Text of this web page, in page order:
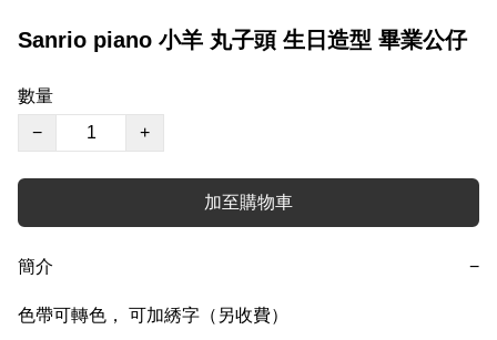
Sanrio piano 小羊 丸子頭 生日造型 畢業公仔
數量
−
+
加至購物車
簡介 −
色帶可轉色， 可加綉字（另收費）